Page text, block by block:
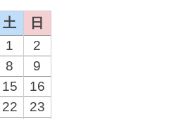
土
日
1
2
8
9
15
16
22
23